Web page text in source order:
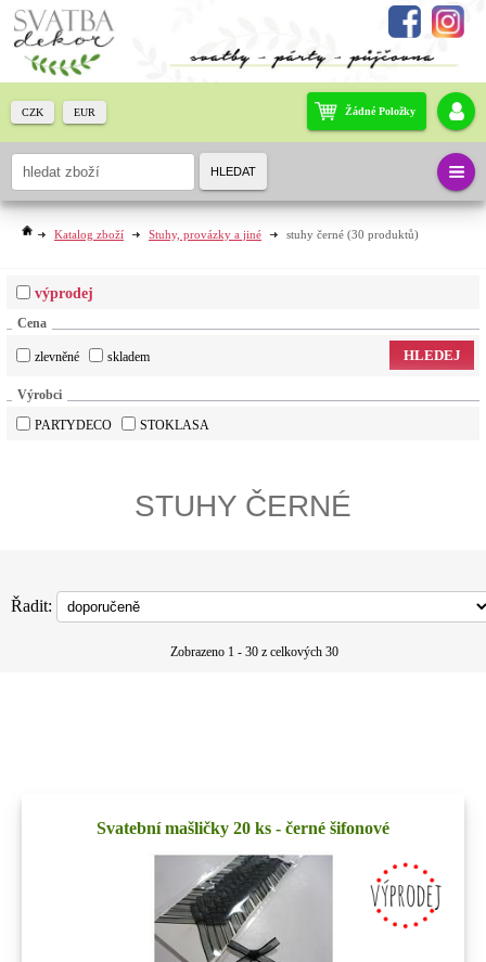
Katalog zboží Stuhy, provázky a jiné stuhy černé (30 produktů)
výprodej
Cena
zlevněné skladem HLEDEJ
Výrobci
PARTYDECO
STOKLASA
STUHY ČERNÉ
Řadit:
Zobrazeno 1 - 30 z celkových 30
Svatební mašličky 20 ks - černé šifonové
Žádné Položky
CZK EUR
HLEDAT